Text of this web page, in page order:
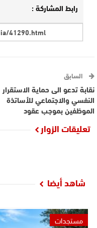
رابط المشاركة :
السابق
نقابة تدعو الى حماية الاستقرار
النفسي والاجتماعي للأساتذة
الموظفين بموجب عقود
تعليقات الزوار
شاهد أيضا
مستجدات